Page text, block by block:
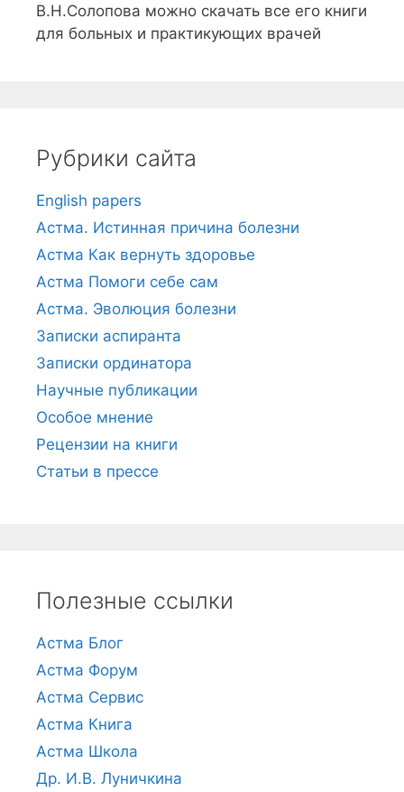
В.Н.Солопова можно скачать все его книги
для больных и практикующих врачей
Рубрики сайта
English papers
Астма. Истинная причина болезни
Астма Как вернуть здоровье
Астма Помоги себе сам
Астма. Эволюция болезни
Записки аспиранта
Записки ординатора
Научные публикации
Особое мнение
Рецензии на книги
Статьи в прессе
Полезные ссылки
Астма Блог
Астма Форум
Астма Сервис
Астма Книга
Астма Школа
Др. И.В. Луничкина